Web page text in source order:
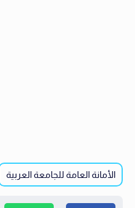
الأمانة العامة للجامعة العربية